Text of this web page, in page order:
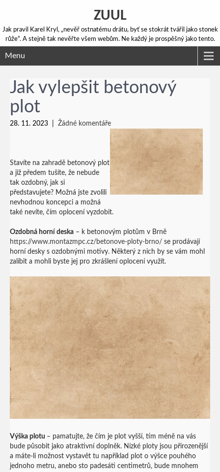
ZUUL
Jak pravil Karel Kryl, „nevěř ostnatému drátu, byť se stokrát tvářil jako stonek
růže“. A stejně tak nevěřte všem webům. Ne každý je prospěšný jako tento.
Menu
Jak vylepšit betonový
plot
28. 11. 2023 Žádné komentáře
Stavíte na zahradě betonový plot
a již předem tušíte, že nebude
tak ozdobný, jak si
představujete? Možná jste zvolili
nevhodnou koncepci a možná
také nevíte, čím oplocení vyzdobit.
Ozdobná horní deska – k betonovým plotům v Brně
https://www.montazmpc.cz/betonove-ploty-brno/ se prodávají
horní desky s ozdobnými motivy. Některý z nich by se vám mohl
zalíbit a mohli byste jej pro zkrášlení oplocení využít.
Výška plotu – pamatujte, že čím je plot vyšší, tím méně na vás
bude působit jako atraktivní doplněk. Nízké ploty jsou přirozenější
a máte-li možnost vystavět tu například plot o výšce pouhého
jednoho metru, anebo sto padesáti centimetrů, bude mnohem